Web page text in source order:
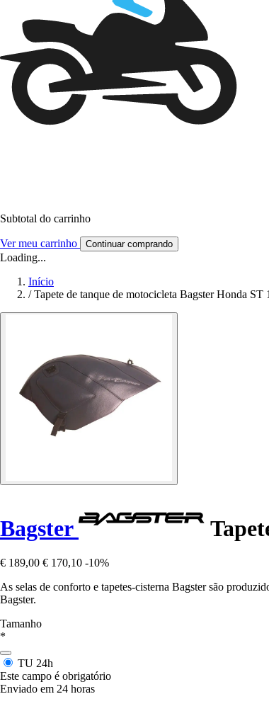
Subtotal do carrinho
Ver meu carrinho Continuar comprando
Loading...
Início
/ Tapete de tanque de motocicleta Bagster Honda ST
Bagster
€ 189,00 € 170,10 -10%
As selas de conforto e tapetes-cisterna Bagster são
Bagster.
Tamanho
*
TU 24h
Este campo é obrigatório
Enviado em 24 horas